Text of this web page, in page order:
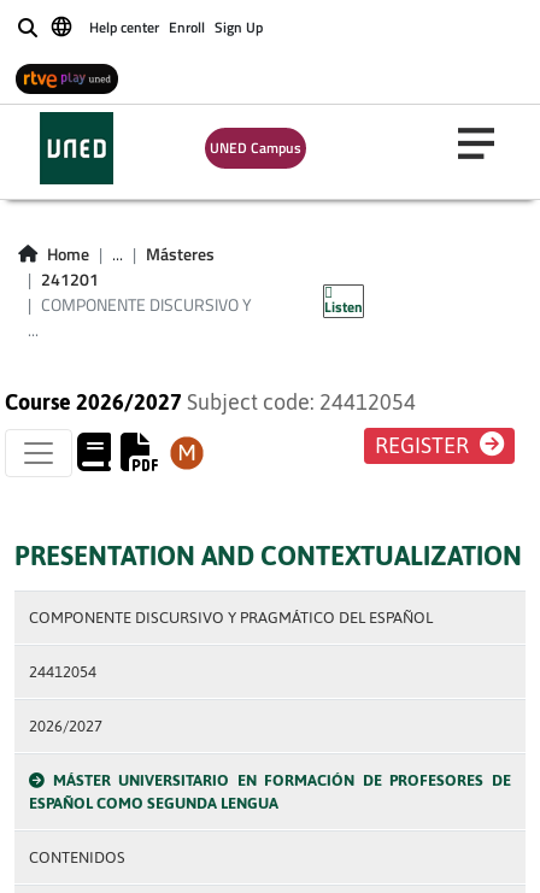
BuscarHelp center Enroll Sign Up
UNED Campus
Home ...
Másteres
241201
COMPONENTE DISCURSIVO Y
...
Listen
COMPONENTE
DISCURSIVO Y
PRAGMÁTICO DEL
ESPAÑOL
Course 2026/2027 Subject code: 24412054
REGISTER
PRESENTATION AND CONTEXTUALIZATION
COMPONENTE DISCURSIVO Y PRAGMÁTICO DEL ESPAÑOL
24412054
2026/2027
MÁSTER UNIVERSITARIO EN FORMACIÓN DE PROFESORES DE
ESPAÑOL COMO SEGUNDA LENGUA
CONTENIDOS